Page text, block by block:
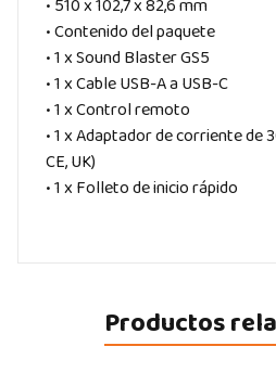
• 510 x 102,7 x 82,6 mm
• Contenido del paquete
• 1 x Sound Blaster GS5
• 1 x Cable USB-A a USB-C
• 1 x Control remoto
• 1 x Adaptador de corriente de
CE, UK)
• 1 x Folleto de inicio rápido
Productos